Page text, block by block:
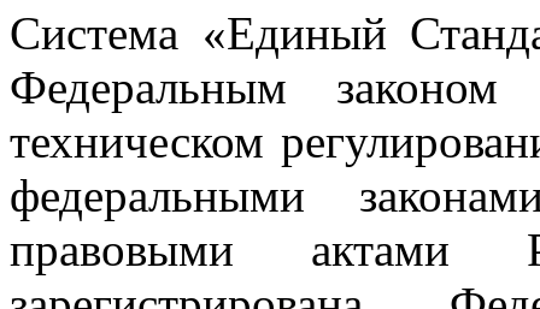
Система «Единый
Федеральным
техническом
федеральными
правовыми актами